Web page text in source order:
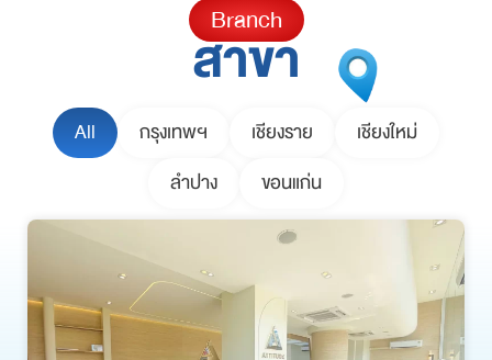
Branch
สาขา
All กรุงเทพฯ เชียงราย
เชียงใหม่
ลำปาง
ขอนแก่น